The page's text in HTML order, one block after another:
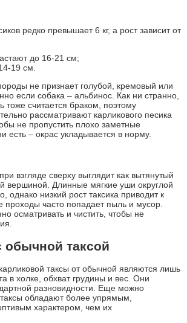
редко превышает 6 кг, а рост зависит от
до 16-21 см;
19 см.
не признает голубой, кремовый или
если собака – альбинос. Как ни странно,
тоже считается браком, поэтому
рассматривают карликового песика
не пропустить плохо заметные
есть – окрас укладывается в норму.
взгляде сверху выглядит как вытянутый
вершиной. Длинные мягкие уши округлой
однако низкий рост таксика приводит к
проходы часто попадает пыль и мусор.
осматривать и чистить, чтобы не
обычной таксой
таксы от обычной являются лишь
в холке, обхват грудины и вес. Они
разновидности. Еще можно
обладают более упрямым,
характером, чем их